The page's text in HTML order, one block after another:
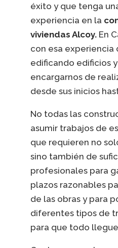
éxito y que tenga
experiencia en la
viviendas Alcoy. En
con esa experiencia
edificando edificios
encargarnos de
desde sus inicios
No todas las
asumir trabajos de
que requieren no
sino también de
profesionales para
plazos razonables
de las obras y para
diferentes tipos de
para que todo